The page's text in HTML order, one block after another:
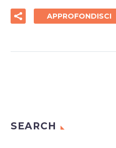
APPROFONDISCI
SEARCH